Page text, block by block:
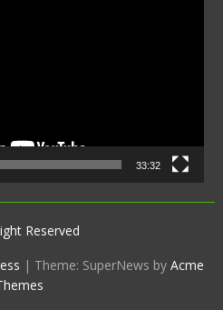
33:32
Reserved
| Theme: SuperNews byAcme